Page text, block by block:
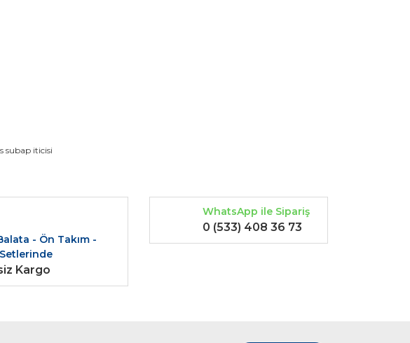
formunu kullanarak tarafımıza iletebilirsiniz.
subap iticisi
- Ön Takım -
Kargo
WhatsApp ile Sipariş
0 (533) 408 36 73